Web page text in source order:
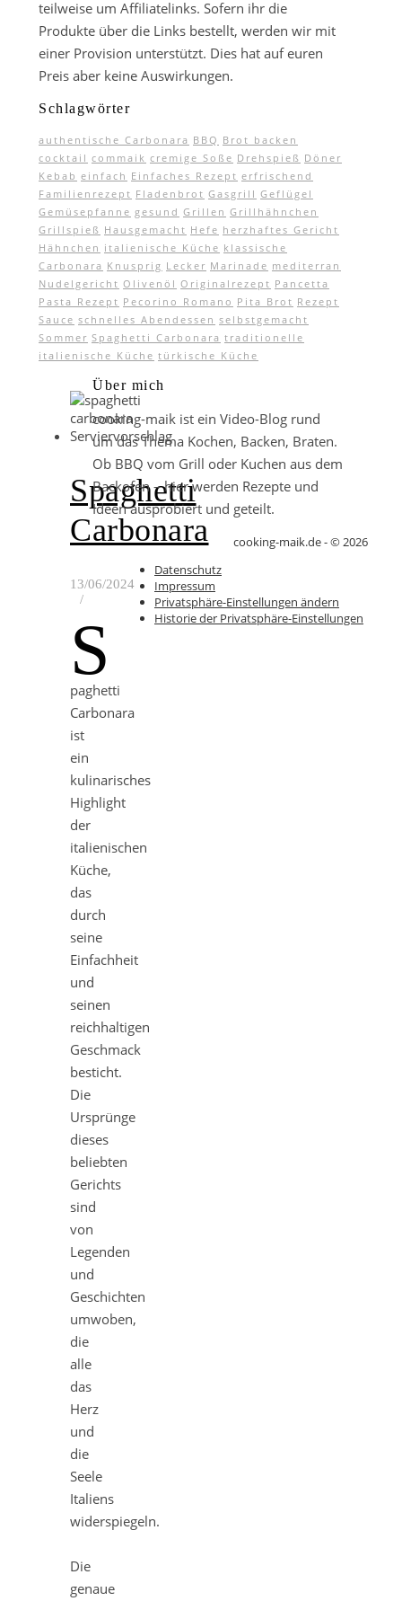
teilweise um Affiliatelinks. Sofern ihr die
Produkte über die Links bestellt, werden wir mit
einer Provision unterstützt. Dies hat auf euren
Preis aber keine Auswirkungen.
Schlagwörter
authentische Carbonara BBQ Brot backen
cocktail commaik cremige Soße Drehspieß Döner
Kebab einfach Einfaches Rezept erfrischend
Familienrezept Fladenbrot Gasgrill Geflügel
Gemüsepfanne gesund Grillen Grillhähnchen
Grillspieß Hausgemacht Hefe herzhaftes Gericht
Hähnchen italienische Küche klassische
Carbonara Knusprig Lecker Marinade mediterran
Nudelgericht Olivenöl Originalrezept Pancetta
Pasta Rezept Pecorino Romano Pita Brot Rezept
Sauce schnelles Abendessen selbstgemacht
Sommer Spaghetti Carbonara traditionelle
italienische Küche türkische Küche
Spaghetti
Carbonara
13/06/2024
/
S
paghetti
Carbonara
ist
ein
kulinarisches
Highlight
der
italienischen
Küche,
das
durch
seine
Einfachheit
und
seinen
reichhaltigen
Geschmack
besticht.
Die
Ursprünge
dieses
beliebten
Gerichts
sind
von
Legenden
und
Geschichten
umwoben,
die
alle
das
Herz
und
die
Seele
Italiens
widerspiegeln.
Die
genaue
Über mich
cooking-maik ist ein Video-Blog rund
um das Thema Kochen, Backen, Braten.
Ob BBQ vom Grill oder Kuchen aus dem
Backofen – hier werden Rezepte und
Ideen ausprobiert und geteilt.
cooking-maik.de - © 2026
Datenschutz
Impressum
Privatsphäre-Einstellungen ändern
Historie der Privatsphäre-Einstellungen